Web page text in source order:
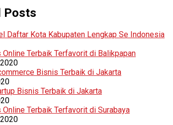
Posts
Daftar Kota Kabupaten Lengkap Se Indonesia
Terbaik Terfavorit di Balikpapan
Bisnis Terbaik di Jakarta
Bisnis Terbaik di Jakarta
Terbaik Terfavorit di Surabaya